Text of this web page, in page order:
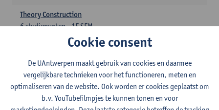
Theory Construction
1E SEM
6studiepunten
Reda Mahajar
Algemeen vormende opleidingsonderdelen (15
studiepunten)
Sociale ongelijkheid: klasse, gender, etniciteit
1E SEM
3
studiepunten
Cookie consent
De UAntwerpen maakt gebruik van cookies en daarmee
vergelijkbare technieken voor het functioneren, meten en
optimaliseren van de website. Ook worden er cookies geplaatst om
b.v. YouTubefilmpjes te kunnen tonen en voor